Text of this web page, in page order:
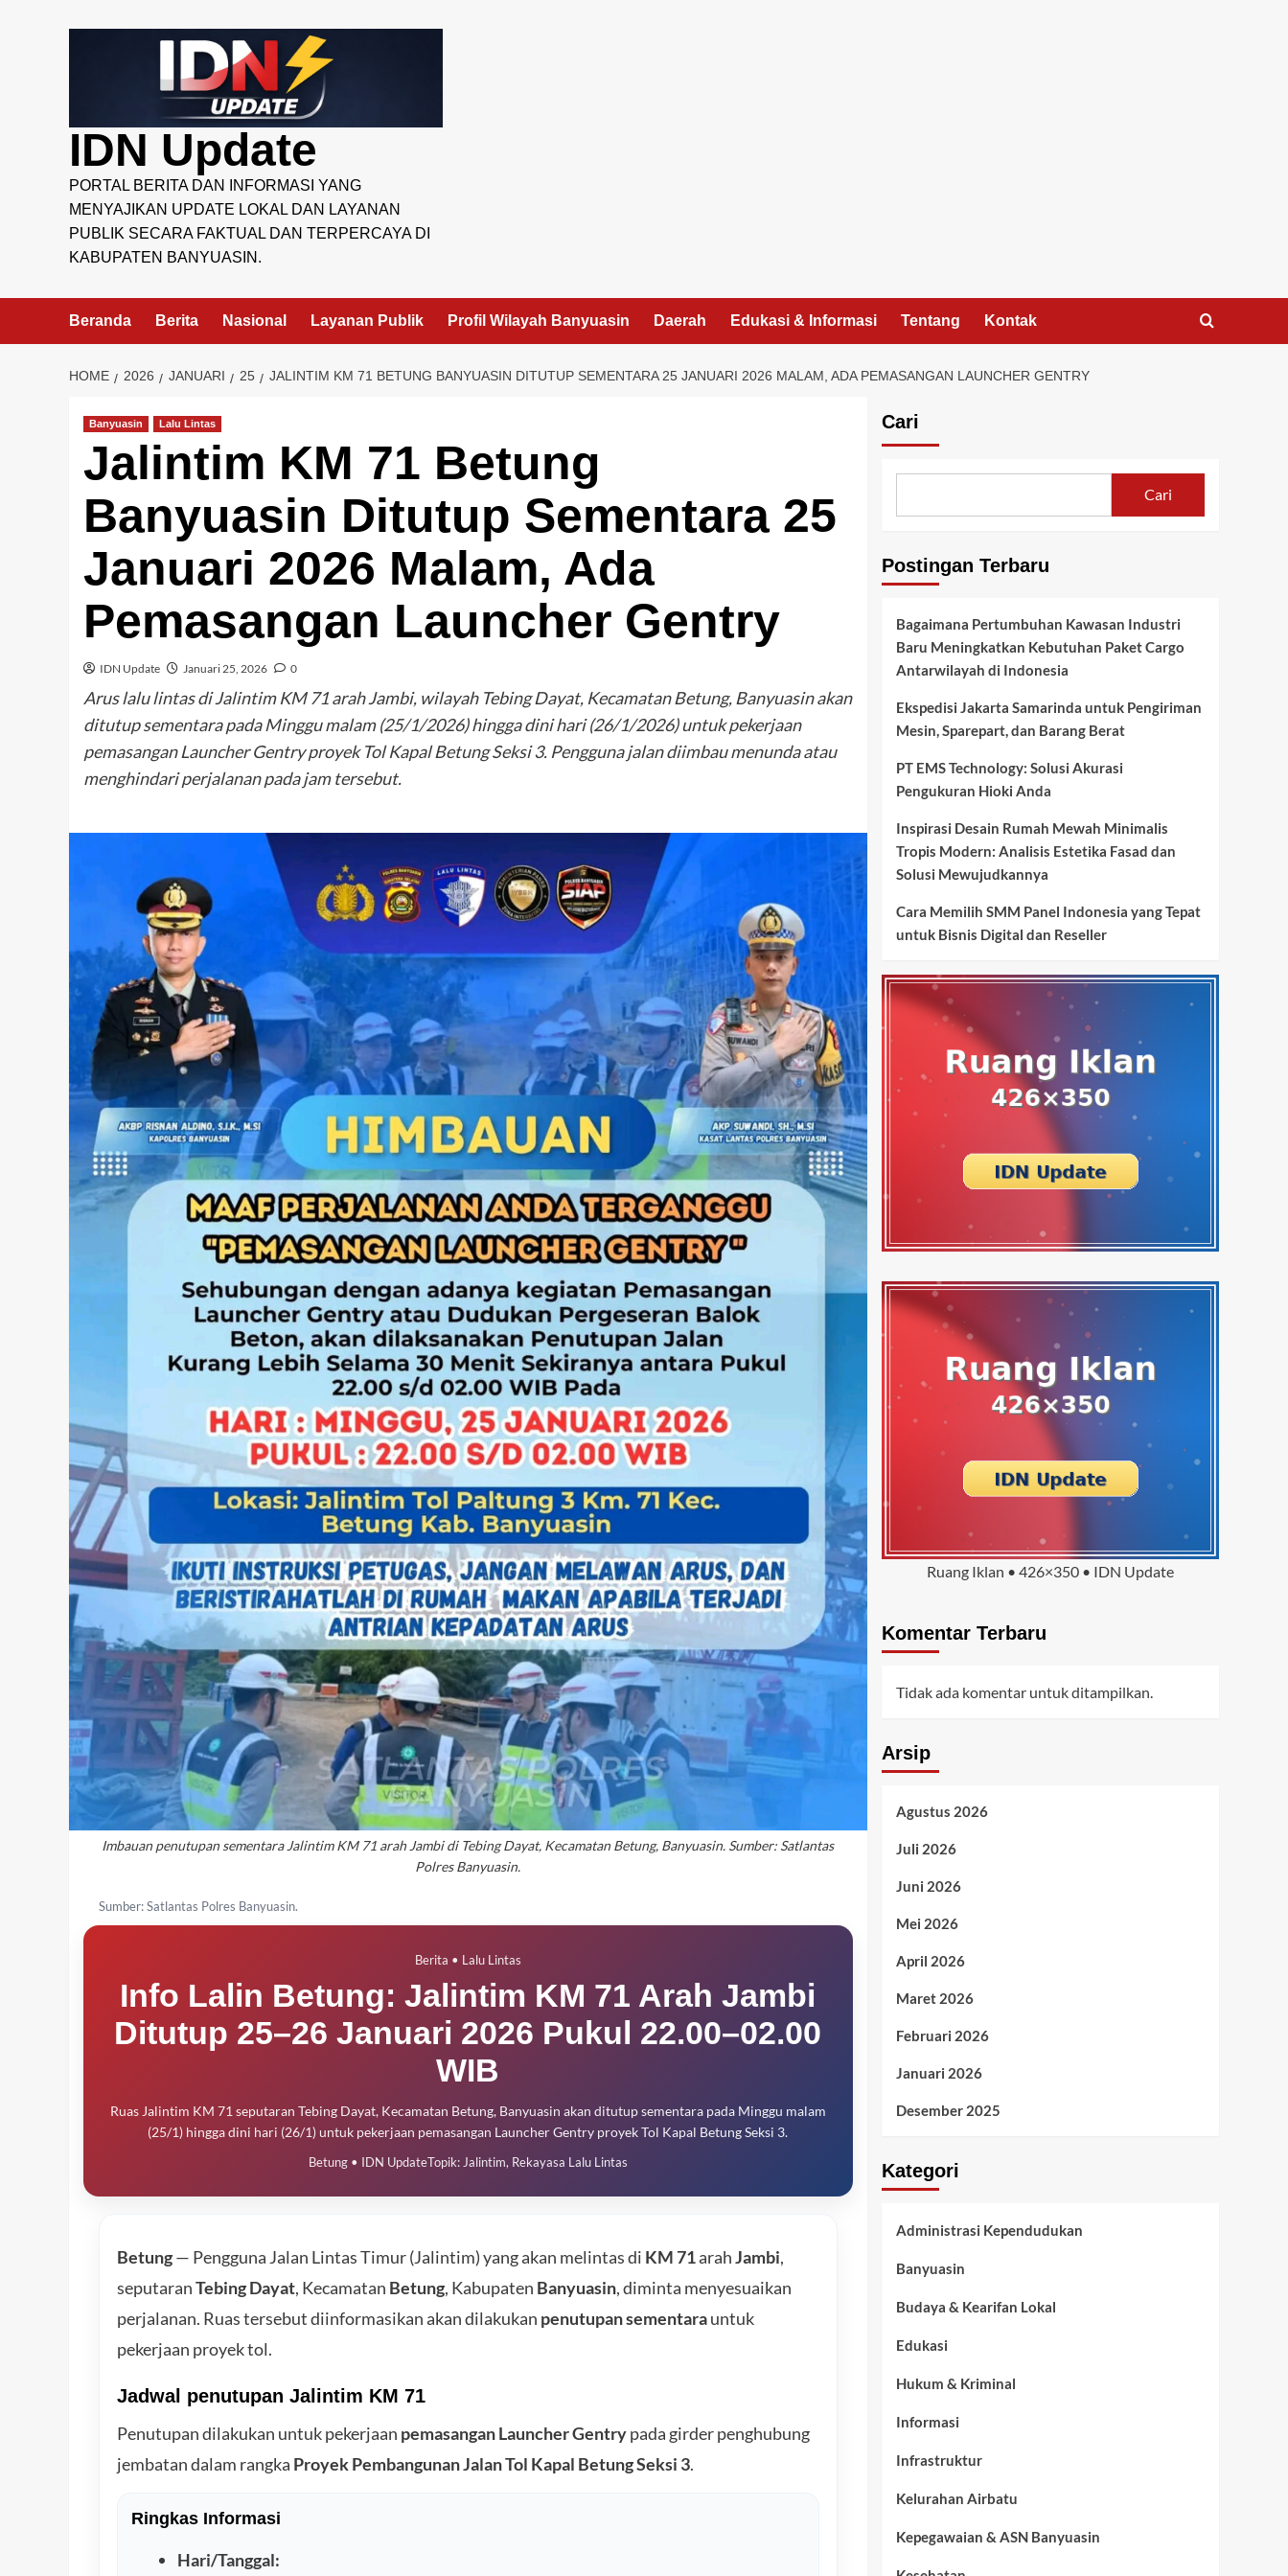
IDN Update
PORTAL BERITA DAN INFORMASI YANG
MENYAJIKAN UPDATE LOKAL DAN LAYANAN
PUBLIK SECARA FAKTUAL DAN TERPERCAYA DI
KABUPATEN BANYUASIN.
Beranda Berita Nasional Layanan Publik Profil Wilayah Banyuasin Daerah Edukasi & Informasi Tentang Kontak
HOME 2026 JANUARI 25 JALINTIM KM 71 BETUNG BANYUASIN DITUTUP SEMENTARA 25 JANUARI 2026 MALAM, ADA PEMASANGAN LAUNCHER GENTRY
Banyuasin Lalu Lintas
Jalintim KM 71 Betung
Banyuasin Ditutup Sementara 25
Januari 2026 Malam, Ada
Pemasangan Launcher Gentry
IDN Update Januari 25, 2026 0
Arus lalu lintas di Jalintim KM 71 arah Jambi, wilayah Tebing Dayat, Kecamatan Betung, Banyuasin akan
ditutup sementara pada Minggu malam (25/1/2026) hingga dini hari (26/1/2026) untuk pekerjaan
pemasangan Launcher Gentry proyek Tol Kapal Betung Seksi 3. Pengguna jalan diimbau menunda atau
menghindari perjalanan pada jam tersebut.
Imbauan penutupan sementara Jalintim KM 71 arah Jambi di Tebing Dayat, Kecamatan Betung, Banyuasin. Sumber: Satlantas
Polres Banyuasin.
Sumber: Satlantas Polres Banyuasin.
Berita • Lalu Lintas
Info Lalin Betung: Jalintim KM 71 Arah Jambi
Ditutup 25–26 Januari 2026 Pukul 22.00–02.00
WIB
Ruas Jalintim KM 71 seputaran Tebing Dayat, Kecamatan Betung, Banyuasin akan ditutup sementara pada Minggu malam
(25/1) hingga dini hari (26/1) untuk pekerjaan pemasangan Launcher Gentry proyek Tol Kapal Betung Seksi 3.
Betung • IDN UpdateTopik: Jalintim, Rekayasa Lalu Lintas
Betung— Pengguna Jalan Lintas Timur (Jalintim) yang akan melintas di KM 71arahJambi,
seputaranTebing Dayat, Kecamatan Betung, Kabupaten Banyuasin, diminta menyesuaikan
perjalanan. Ruas tersebut diinformasikan akan dilakukan penutupan sementarauntuk
pekerjaan proyek tol.
Jadwal penutupan Jalintim KM 71
Penutupan dilakukan untuk pekerjaan pemasangan Launcher Gentrypada girder penghubung
jembatan dalam rangka Proyek Pembangunan Jalan Tol Kapal Betung Seksi 3.
Ringkas Informasi
Hari/Tanggal:
Cari
Cari
Postingan Terbaru
Bagaimana Pertumbuhan Kawasan Industri
Baru Meningkatkan Kebutuhan Paket Cargo
Antarwilayah di Indonesia
Ekspedisi Jakarta Samarinda untuk Pengiriman
Mesin, Sparepart, dan Barang Berat
PT EMS Technology: Solusi Akurasi
Pengukuran Hioki Anda
Inspirasi Desain Rumah Mewah Minimalis
Tropis Modern: Analisis Estetika Fasad dan
Solusi Mewujudkannya
Cara Memilih SMM Panel Indonesia yang Tepat
untuk Bisnis Digital dan Reseller
Ruang Iklan • 426×350 • IDN Update
Komentar Terbaru
Tidak ada komentar untuk ditampilkan.
Arsip
Agustus 2026
Juli 2026
Juni 2026
Mei 2026
April 2026
Maret 2026
Februari 2026
Januari 2026
Desember 2025
Kategori
Administrasi Kependudukan
Banyuasin
Budaya & Kearifan Lokal
Edukasi
Hukum & Kriminal
Informasi
Infrastruktur
Kelurahan Airbatu
Kepegawaian & ASN Banyuasin